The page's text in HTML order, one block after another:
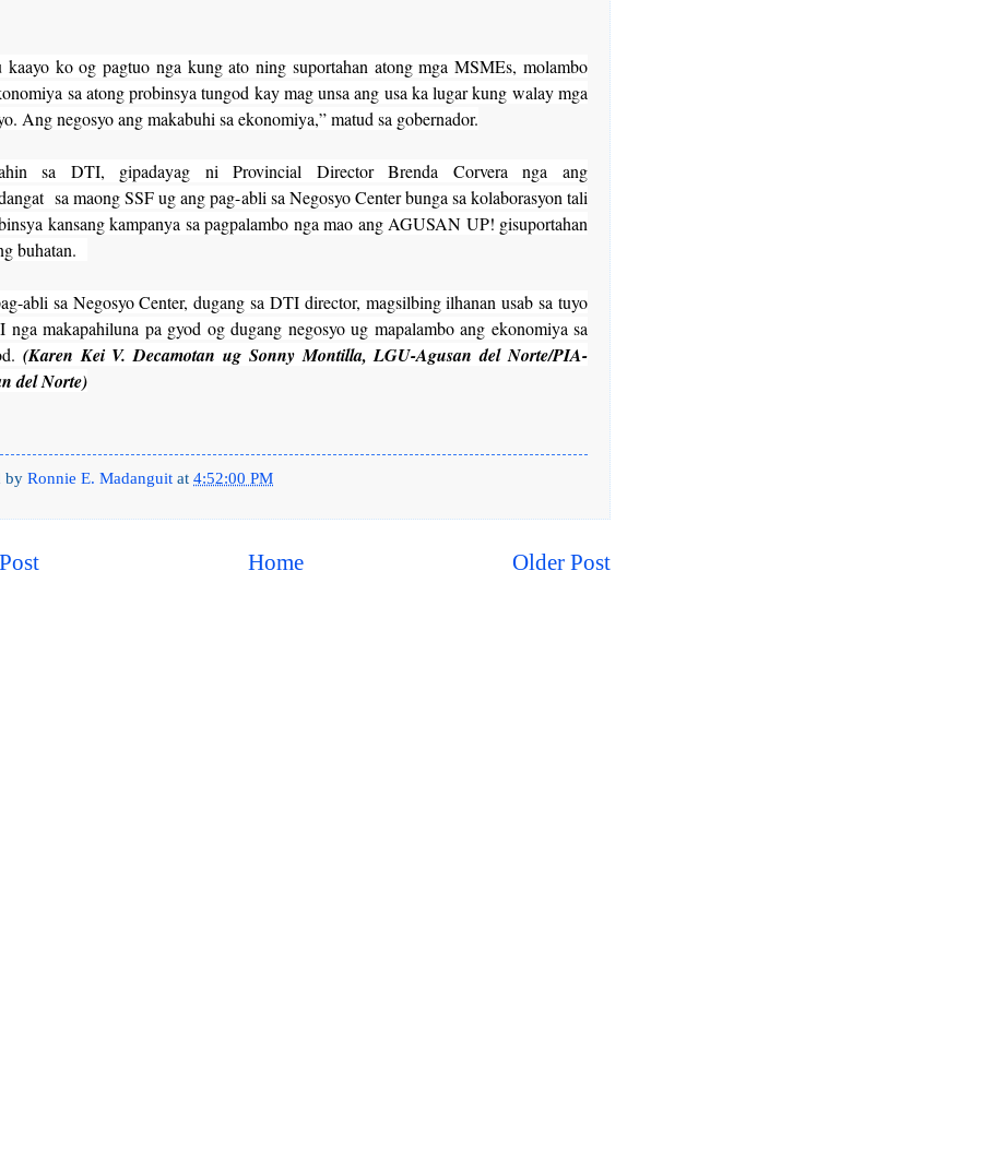
kaayo ko og pagtuo nga kung ato ning suportahan atong mga MSMEs, molambo
sa atong probinsya tungod kay mag unsa ang usa ka lugar kung walay mga
Ang negosyo ang makabuhi sa ekonomiya,” matud sa gobernador.
sa DTI, gipadayag ni Provincial Director Brenda Corvera nga ang
sa maong SSF ug ang pag-abli sa Negosyo Center bunga sa kolaborasyon tali
kansang kampanya sa pagpalambo nga mao ang AGUSAN UP! gisuportahan
buhatan.
abli sa Negosyo Center, dugang sa DTI director, magsilbing ilhanan usab sa tuyo
nga makapahiluna pa gyod og dugang negosyo ug mapalambo ang ekonomiya sa
(Karen Kei V. Decamotan ug Sonny Montilla, LGU-Agusan del Norte/PIA-
del Norte)
by Ronnie E. Madanguit at 4:52:00 PM
Older Post
Home